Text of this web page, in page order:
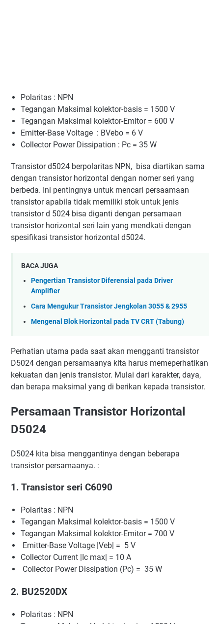
Polaritas : NPN
Tegangan Maksimal kolektor-basis = 1500 V
Tegangan Maksimal kolektor-Emitor = 600 V
Emitter-Base Voltage : BVebo = 6 V
Collector Power Dissipation : Pc = 35 W
Transistor d5024 berpolaritas NPN, bisa diartikan sama
dengan transistor horizontal dengan nomer seri yang
berbeda. Ini pentingnya untuk mencari persaamaan
transistor apabila tidak memiliki stok untuk jenis
transistor d 5024 bisa diganti dengan persamaan
transistor horizontal seri lain yang mendkati dengan
spesifikasi transistor horizontal d5024.
BACA JUGA
Pengertian Transistor Diferensial pada Driver
Amplifier
Cara Mengukur Transistor Jengkolan 3055 & 2955
Mengenal Blok Horizontal pada TV CRT (Tabung)
Perhatian utama pada saat akan mengganti transistor
D5024 dengan persamaanya kita harus memeperhatikan
kekuatan dan jenis transistor. Mulai dari karakter, daya,
dan berapa maksimal yang di berikan kepada transistor.
Persamaan Transistor Horizontal
D5024
D5024 kita bisa menggantinya dengan beberapa
transistor persamaanya. :
1. Transistor seri C6090
Polaritas : NPN
Tegangan Maksimal kolektor-basis = 1500 V
Tegangan Maksimal kolektor-Emitor = 700 V
Emitter-Base Voltage |Veb| = 5 V
Collector Current |Ic max| = 10 A
Collector Power Dissipation (Pc) = 35 W
2. BU2520DX
Polaritas : NPN